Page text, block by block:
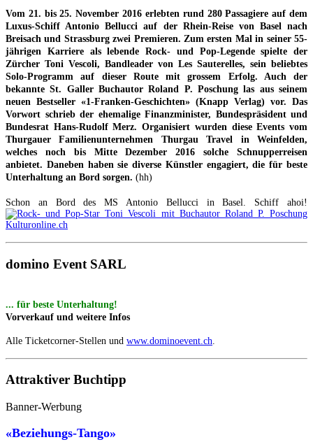
Vom 21. bis 25. November 2016 erlebten rund 280 Passagiere auf dem
Luxus-Schiff Antonio Bellucci auf der Rhein-Reise von Basel nach
Breisach und Strassburg zwei Premieren. Zum ersten Mal in seiner 55-
jährigen Karriere als lebende Rock- und Pop-Legende spielte der
Zürcher Toni Vescoli, Bandleader von Les Sauterelles, sein beliebtes
Solo-Programm auf dieser Route mit grossem Erfolg. Auch der
bekannte St. Galler Buchautor Roland P. Poschung las aus seinem
neuen Bestseller «1-Franken-Geschichten» (Knapp Verlag) vor. Das
Vorwort schrieb der ehemalige Finanzminister, Bundespräsident und
Bundesrat Hans-Rudolf Merz. Organisiert wurden diese Events vom
Thurgauer Familienunternehmen Thurgau Travel in Weinfelden,
welches noch bis Mitte Dezember 2016 solche Schnupperreisen
anbietet. Daneben haben sie diverse Künstler engagiert, die für beste
Unterhaltung an Bord sorgen. (hh)
Schon an Bord des MS Antonio Bellucci in Basel. Schiff ahoi!
domino Event SARL
... für beste Unterhaltung!
Vorverkauf und weitere Infos
Alle Ticketcorner-Stellen und www.dominoevent.ch
Attraktiver Buchtipp
Banner-Werbung
«Beziehungs-Tango»